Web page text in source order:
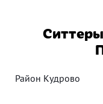
Район Кудрово